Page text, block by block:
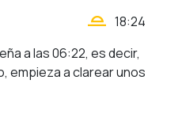
wb_twilight_2 18:24
a las 06:22, es decir,
empieza a clarear unos